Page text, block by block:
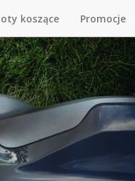
koszące Promocje